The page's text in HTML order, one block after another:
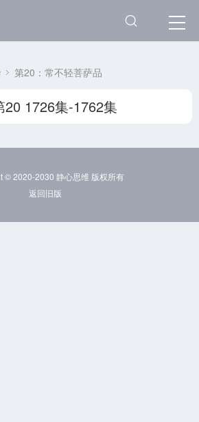
第20：常不轻菩萨品
1726集-1762集
© 2020-2030 静心思维 版权所有
返回旧版